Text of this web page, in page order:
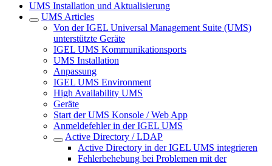
UMS Installation und Aktualisierung
UMS Articles
Von der IGEL Universal Management Suite (UMS)
unterstützte Geräte
IGEL UMS Kommunikationsports
UMS Installation
Anpassung
IGEL UMS Environment
High Availability UMS
Geräte
Start der UMS Konsole / Web App
Anmeldefehler in der IGEL UMS
Active Directory / LDAP
Active Directory in der IGEL UMS integrieren
Fehlerbehebung bei Problemen mit der